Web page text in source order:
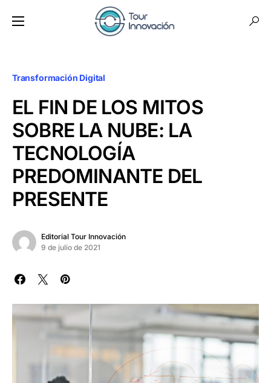
Transformación Digital
EL FIN DE LOS MITOS
SOBRE LA NUBE: LA
TECNOLOGÍA
PREDOMINANTE DEL
PRESENTE
Editorial Tour Innovación
9 de julio de 2021